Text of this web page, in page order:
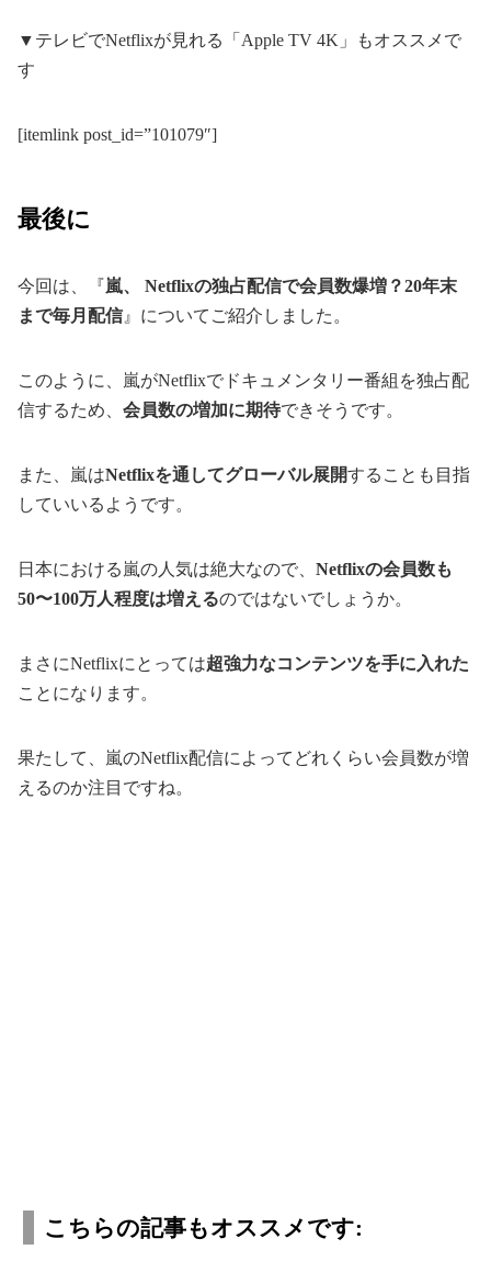
▼テレビでNetflixが見れる「Apple TV 4K」もオススメで
す
[itemlink post_id=”101079″]
最後に
今回は、『嵐、 Netflixの独占配信で会員数爆増？20年末
まで毎月配信』についてご紹介しました。
このように、嵐がNetflixでドキュメンタリー番組を独占配
信するため、 会員数の増加に期待できそうです。
また、嵐はNetflixを通してグローバル展開することも目指
していいるようです。
日本における嵐の人気は絶大なので、 Netflixの会員数も
50〜100万人程度は増えるのではないでしょうか。
まさにNetflixにとっては超強力なコンテンツを手に入れた
ことになります。
果たして、嵐のNetflix配信によってどれくらい会員数が増
えるのか注目ですね。
こちらの記事もオススメです: